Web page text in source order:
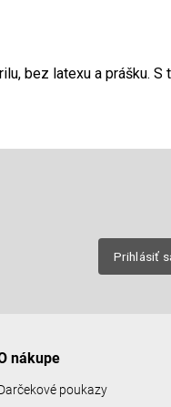
bez latexu a prášku.
Prihlásiť
nákupe
poukazy